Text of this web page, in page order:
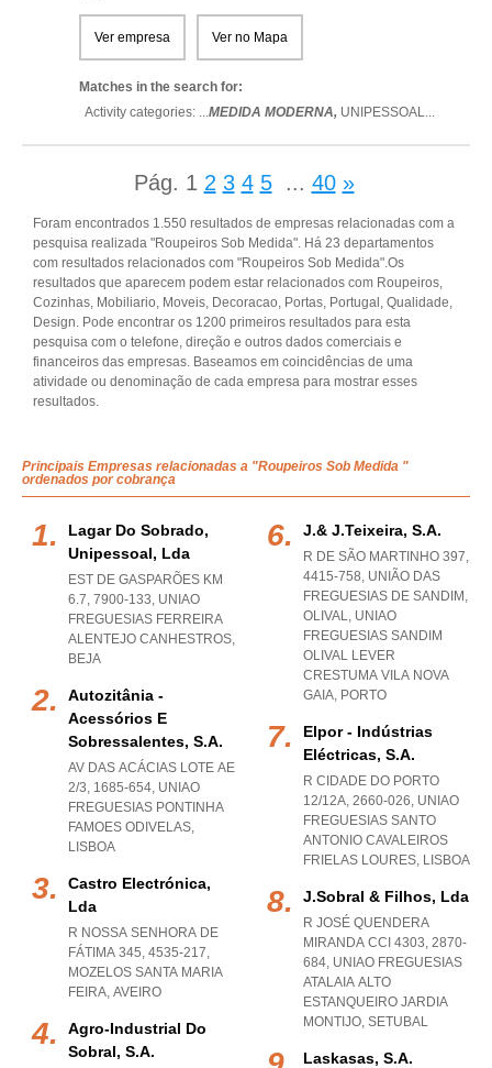
Ver empresa Ver no Mapa
Matches in the search for:
Activity categories: ...MEDIDA MODERNA, UNIPESSOAL...
Pág. 1 2 3 4 5 ... 40 »
Foram encontrados 1.550 resultados de empresas relacionadas com a
pesquisa realizada "Roupeiros Sob Medida". Há 23 departamentos
com resultados relacionados com "Roupeiros Sob Medida".Os
resultados que aparecem podem estar relacionados com Roupeiros,
Cozinhas, Mobiliario, Moveis, Decoracao, Portas, Portugal, Qualidade,
Design. Pode encontrar os 1200 primeiros resultados para esta
pesquisa com o telefone, direção e outros dados comerciais e
financeiros das empresas. Baseamos em coincidências de uma
atividade ou denominação de cada empresa para mostrar esses
resultados.
Principais Empresas relacionadas a "Roupeiros Sob Medida "
ordenados por cobrança
Lagar Do Sobrado,
Unipessoal, Lda
EST DE GASPARÕES KM
6.7, 7900-133, UNIAO
FREGUESIAS FERREIRA
ALENTEJO CANHESTROS,
BEJA
Autozitânia -
Acessórios E
Sobressalentes, S.a.
AV DAS ACÁCIAS LOTE AE
2/3, 1685-654, UNIAO
FREGUESIAS PONTINHA
FAMOES ODIVELAS,
LISBOA
Castro Electrónica,
Lda
R NOSSA SENHORA DE
FÁTIMA 345, 4535-217,
MOZELOS SANTA MARIA
FEIRA, AVEIRO
Agro-Industrial Do
Sobral, S.a.
J.& J.teixeira, S.a.
R DE SÃO MARTINHO 397,
4415-758, UNIÃO DAS
FREGUESIAS DE SANDIM,
OLIVAL, UNIAO
FREGUESIAS SANDIM
OLIVAL LEVER
CRESTUMA VILA NOVA
GAIA, PORTO
Elpor - Indústrias
Eléctricas, S.a.
R CIDADE DO PORTO
12/12A, 2660-026, UNIAO
FREGUESIAS SANTO
ANTONIO CAVALEIROS
FRIELAS LOURES, LISBOA
J.sobral & Filhos, Lda
R JOSÉ QUENDERA
MIRANDA CCI 4303, 2870-
684, UNIAO FREGUESIAS
ATALAIA ALTO
ESTANQUEIRO JARDIA
MONTIJO, SETUBAL
Laskasas, S.a.